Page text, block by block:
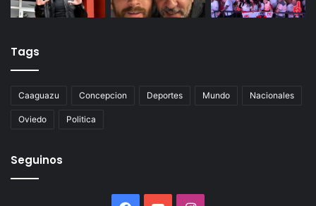
Tags
Caaguazu Concepcion Deportes Mundo Nacionales
Oviedo Politica
Seguinos